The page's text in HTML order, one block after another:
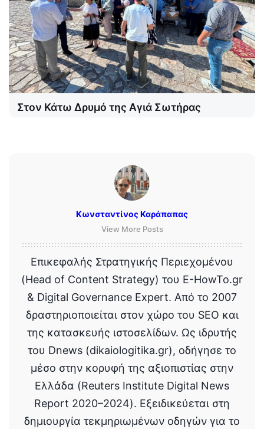
Στον Κάτω Δρυμό της Αγιά Σωτήρας
Κωνσταντίνος Καράπαπας
View More Posts
Επικεφαλής Στρατηγικής Περιεχομένου
(Head of Content Strategy) του E-HowTo.gr
& Digital Governance Expert. Από το 2007
δραστηριοποιείται στον χώρο του SEO και
της κατασκευής ιστοσελίδων. Ως ιδρυτής
του Dnews (dikaiologitika.gr), οδήγησε το
μέσο στην κορυφή της αξιοπιστίας στην
Ελλάδα (Reuters Institute Digital News
Report 2020–2024). Εξειδικεύεται στη
δημιουργία τεκμηριωμένων οδηγών για το